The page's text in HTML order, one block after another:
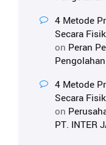
4 Metode
Secara
on Peran
4 Metode
Secara
on
PT. INTER